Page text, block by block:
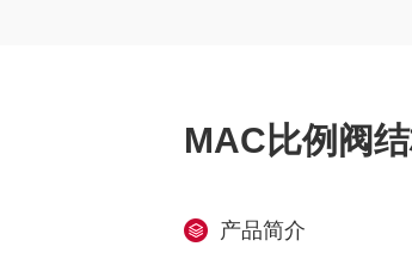
MAC比例阀
产品简介